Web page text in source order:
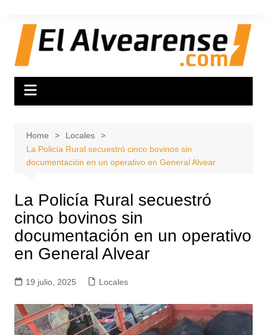
content
Home
Locales
La Policía Rural secuestró cinco bovinos sin
documentación en un operativo en General Alvear
La Policía Rural secuestró
cinco bovinos sin
documentación en un operativo
en General Alvear
19 julio, 2025 Locales